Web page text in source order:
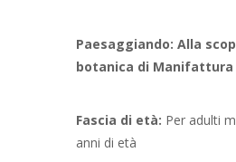
Paesaggiando: Alla
botanica di Manifattura
Fascia di età: Per adulti
anni di età